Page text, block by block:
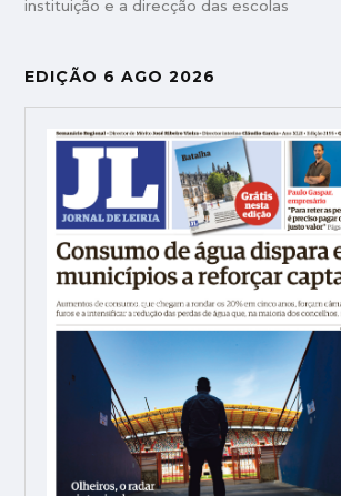
instituição e a direcção das escolas
EDIÇÃO 6 AGO 2026